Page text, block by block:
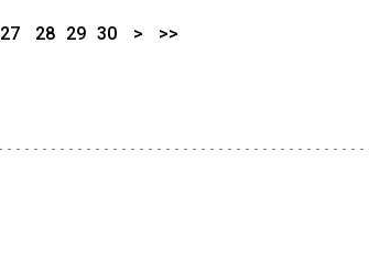
27 28 29 30 > >>